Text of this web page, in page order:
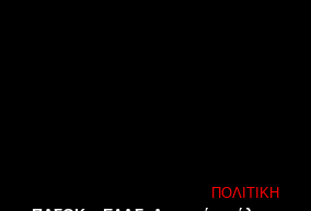
ΠΟΛΙΤΙΚΉ